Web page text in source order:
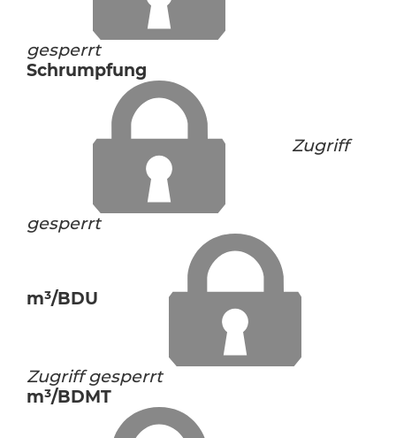
gesperrt
Schrumpfung
Zugriff
gesperrt
m³/BDU
Zugriff gesperrt
m³/BDMT